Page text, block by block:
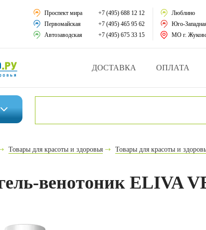
Средства реабилитации
Средства по уходу за больными
Домашняя медтехника
Уникальные и полезные товары
Проспект мира
+7 (495) 688 12 12
Первомайская
+7 (495) 465 95 62
Автозаводская
+7 (495) 675 33 15
Люблино
Юго-
МО г.
ДОСТАВКА ОПЛАТА
за больными
изделия
матрасы и подушки
Товары для красоты и здоровья Товары для красоты и
венотоник ELIVA